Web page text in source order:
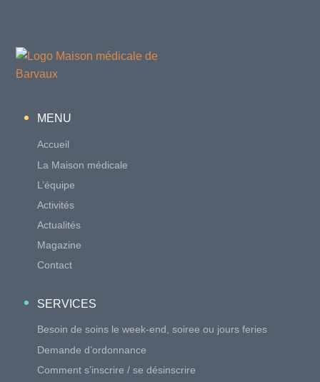
MENU
Accueil
La Maison médicale
L’équipe
Activités
Actualités
Magazine
Contact
SERVICES
Besoin de soins le week-end, soiree ou jours feries
Demande d’ordonnance
Comment s’inscrire / se désinscrire